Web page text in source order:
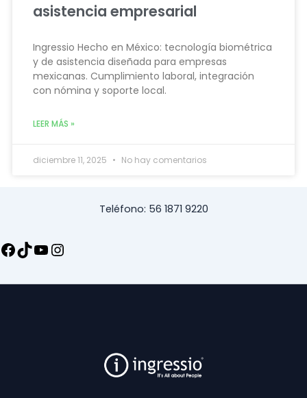
asistencia empresarial
Ingressio Hecho en México: tecnología biométrica
y de asistencia diseñada para empresas
mexicanas. Cumplimiento laboral, integración
con nómina y soporte local.
LEER MÁS »
diciembre 11, 2025 No hay comentarios
Teléfono: 56 1871 9220